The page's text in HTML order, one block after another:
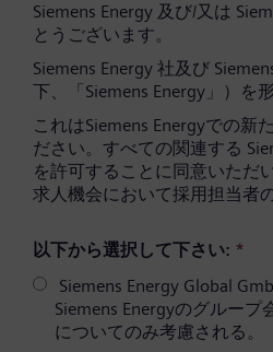
Siemens Energy 及び/又は
とうございます。
Siemens Energy 社及び
下、「Siemens Energy」）を
これはSiemens Energyでの新
ださい。すべての関連する
を許可することに同意いただ
求人機会において採用担当者
以下から選択して下さい: *
Siemens Energy Global
Siemens Energyのグルー
についてのみ考慮される。